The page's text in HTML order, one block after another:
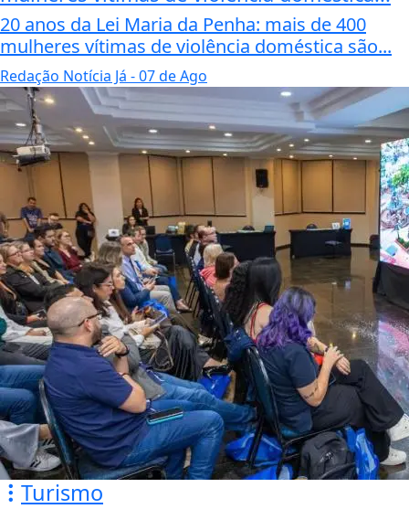
20 anos da Lei Maria da Penha: mais de 400
mulheres vítimas de violência doméstica são...
Redação Notícia Já - 07 de Ago
Turismo